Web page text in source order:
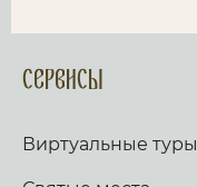
Сервисы
Виртуальные туры